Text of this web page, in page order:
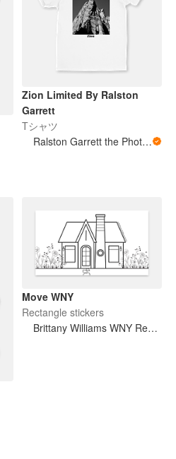
Zion Limited By Ralston
Garrett
Tシャツ
Ralston Garrett the Photographer
Move WNY
Rectangle stickers
Brittany Williams WNY Real Estate